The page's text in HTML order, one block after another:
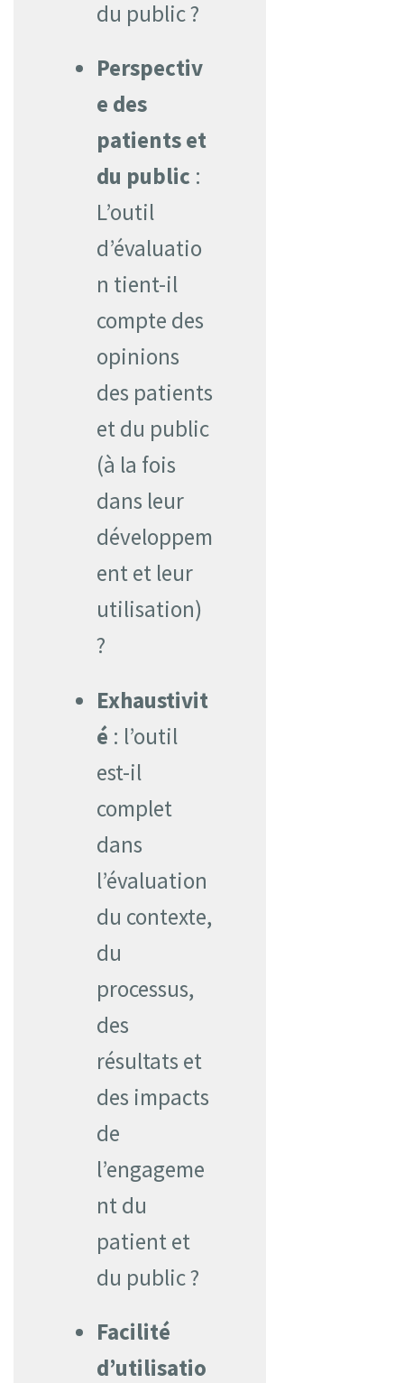
du public ?
Perspectiv
e des
patients et
du public :
L’outil
d’évaluatio
n tient-il
compte des
opinions
des patients
et du public
(à la fois
dans leur
développem
ent et leur
utilisation)
?
Exhaustivit
é : l’outil
est-il
complet
dans
l’évaluation
du contexte,
du
processus,
des
résultats et
des impacts
de
l’engageme
nt du
patient et
du public ?
Facilité
d’utilisatio